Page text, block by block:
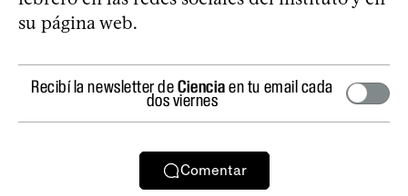
su página web.
Recibí la newsletter deCienciaen tu email cada
dos viernes
Comentar